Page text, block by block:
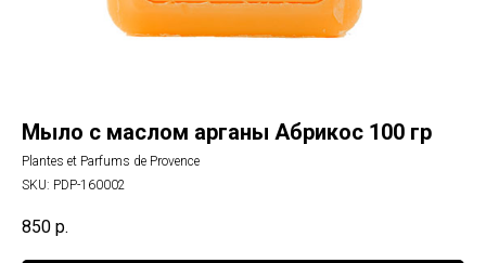
Мыло с маслом арганы Абрикос 100 гр
Plantes et Parfums de Provence
SKU: PDP-160002
850 р.